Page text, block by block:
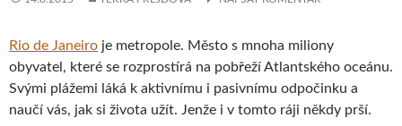
Rio de Janeiro je metropole. Město s mnoha miliony
obyvatel, které se rozprostírá na pobřeží Atlantského oceánu.
Svými plážemi láká k aktivnímu i pasivnímu odpočinku a
naučí vás, jak si života užít. Jenže i v tomto ráji někdy prší.